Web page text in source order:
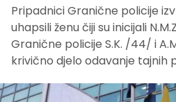
Pripadnici Granične policije
uhapsili ženu čiji su inicijali
Granične policije S.K. /44/ i
krivično djelo odavanje tajnih